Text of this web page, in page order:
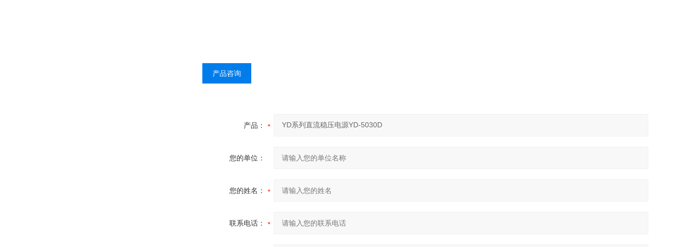
产品咨询
产品：
您的单位：
您的姓名：
联系电话：